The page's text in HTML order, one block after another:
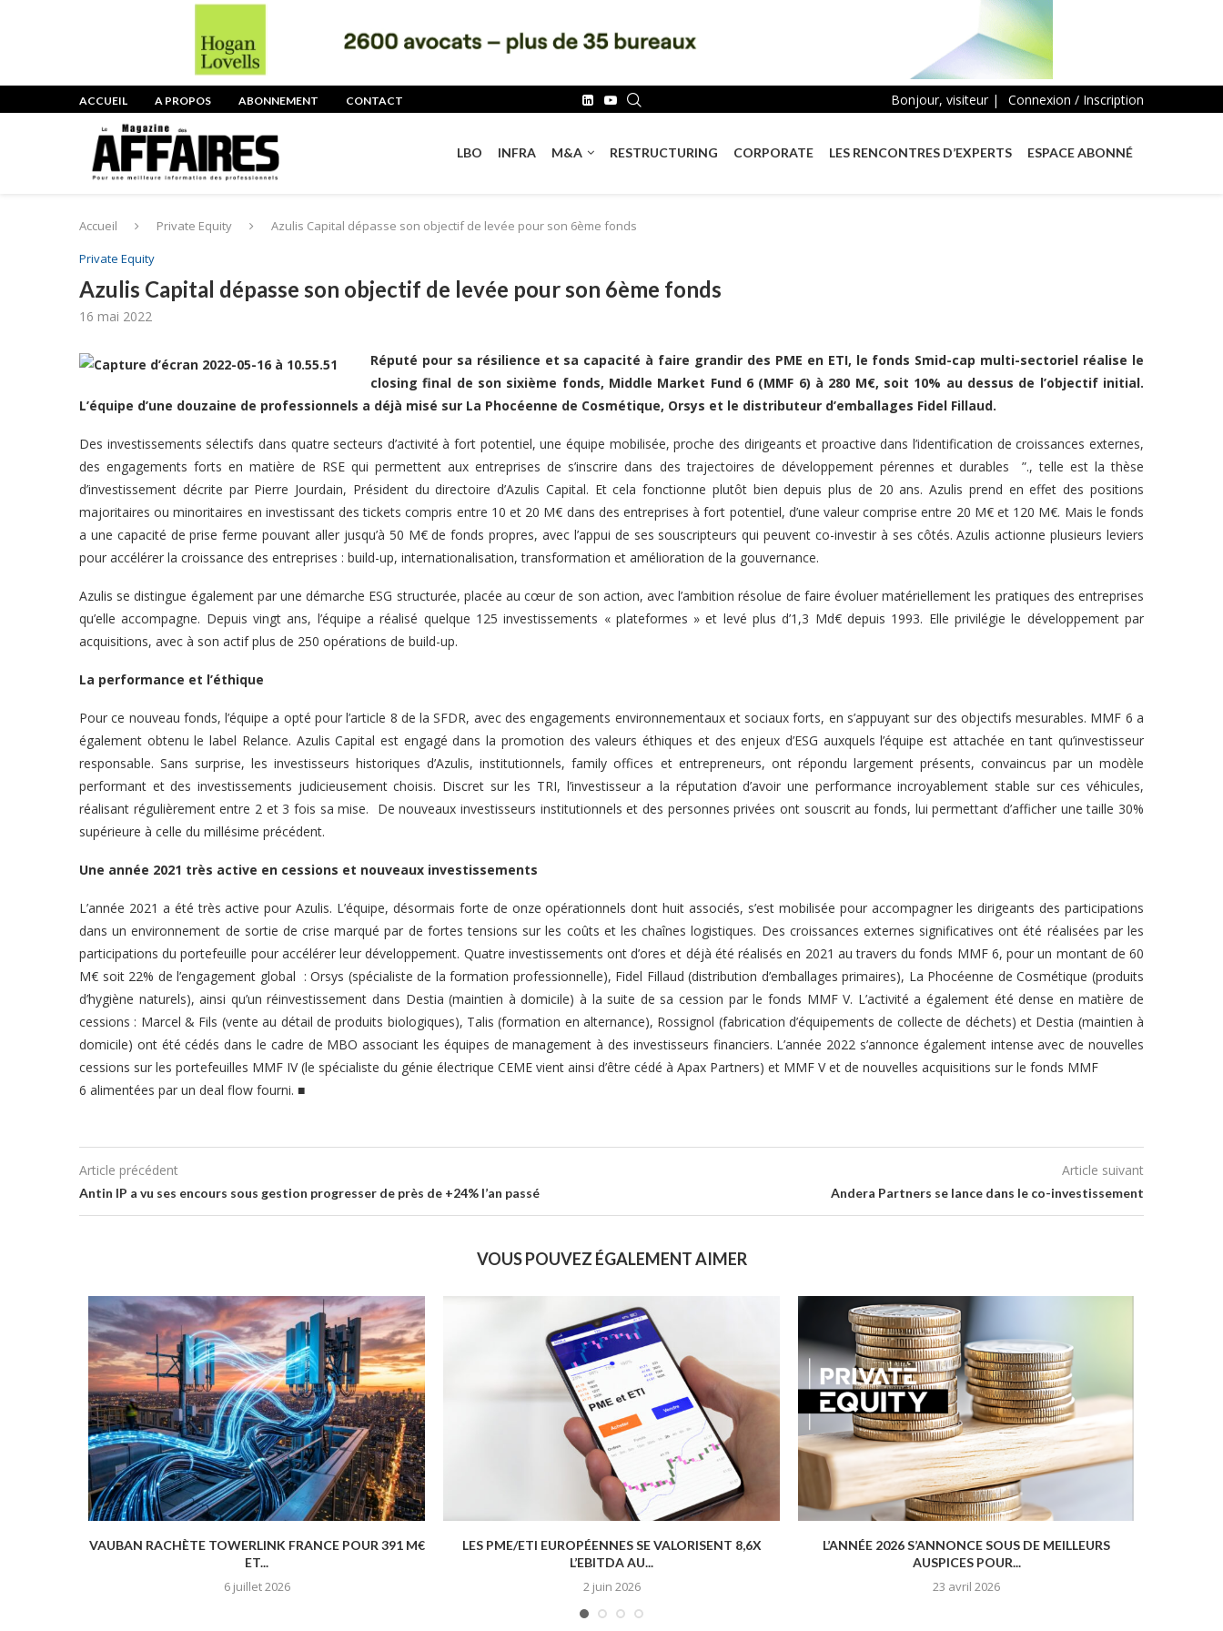
ACCUEIL A PROPOS ABONNEMENT CONTACT Bonjour, visiteur | Connexion / Inscription
LBO INFRA M&A RESTRUCTURING CORPORATE LES RENCONTRES D’EXPERTS ESPACE ABONNÉ
Accueil Private Equity
Azulis Capital dépasse son objectif de levée pour son 6ème fonds
Private Equity
Azulis Capital dépasse son objectif de levée pour son 6ème fonds
16 mai 2022
Réputé pour sa résilience et sa capacité à faire grandir des PME en ETI, le fonds Smid-cap multi-sectoriel réalise le
closing final de son sixième fonds, Middle Market Fund 6 (MMF 6) à 280 M€, soit 10% au dessus de l’objectif initial.
L’équipe d’une douzaine de professionnels a déjà misé sur La Phocéenne de Cosmétique, Orsys et le distributeur d’emballages Fidel Fillaud.
Des investissements sélectifs dans quatre secteurs d’activité à fort potentiel, une équipe mobilisée, proche des dirigeants et proactive dans l’identification de croissances externes,
des engagements forts en matière de RSE qui permettent aux entreprises de s’inscrire dans des trajectoires de développement pérennes et durables ”., telle est la thèse
d’investissement décrite par Pierre Jourdain, Président du directoire d’Azulis Capital. Et cela fonctionne plutôt bien depuis plus de 20 ans. Azulis prend en effet des positions
majoritaires ou minoritaires en investissant des tickets compris entre 10 et 20 M€ dans des entreprises à fort potentiel, d’une valeur comprise entre 20 M€ et 120 M€. Mais le fonds
a une capacité de prise ferme pouvant aller jusqu’à 50 M€ de fonds propres, avec l’appui de ses souscripteurs qui peuvent co-investir à ses côtés. Azulis actionne plusieurs leviers
pour accélérer la croissance des entreprises : build-up, internationalisation, transformation et amélioration de la gouvernance.
Azulis se distingue également par une démarche ESG structurée, placée au cœur de son action, avec l’ambition résolue de faire évoluer matériellement les pratiques des entreprises
qu’elle accompagne. Depuis vingt ans, l’équipe a réalisé quelque 125 investissements « plateformes » et levé plus d’1,3 Md€ depuis 1993. Elle privilégie le développement par
acquisitions, avec à son actif plus de 250 opérations de build-up.
La performance et l’éthique
Pour ce nouveau fonds, l’équipe a opté pour l’article 8 de la SFDR, avec des engagements environnementaux et sociaux forts, en s’appuyant sur des objectifs mesurables. MMF 6 a
également obtenu le label Relance. Azulis Capital est engagé dans la promotion des valeurs éthiques et des enjeux d’ESG auxquels l’équipe est attachée en tant qu’investisseur
responsable. Sans surprise, les investisseurs historiques d’Azulis, institutionnels, family offices et entrepreneurs, ont répondu largement présents, convaincus par un modèle
performant et des investissements judicieusement choisis. Discret sur les TRI, l’investisseur a la réputation d’avoir une performance incroyablement stable sur ces véhicules,
réalisant régulièrement entre 2 et 3 fois sa mise.
De nouveaux investisseurs institutionnels et des personnes privées ont souscrit au fonds, lui permettant d’afficher une taille 30%
supérieure à celle du millésime précédent.
Une année 2021 très active en cessions et nouveaux investissements
L’année 2021 a été très active pour Azulis. L’équipe, désormais forte de onze opérationnels dont huit associés, s’est mobilisée pour accompagner les dirigeants des participations
dans un environnement de sortie de crise marqué par de fortes tensions sur les coûts et les chaînes logistiques. Des croissances externes significatives ont été réalisées par les
participations du portefeuille pour accélérer leur développement. Quatre investissements ont d’ores et déjà été réalisés en 2021 au travers du fonds MMF 6, pour un montant de 60
M€ soit 22% de l’engagement global : Orsys (spécialiste de la formation professionnelle), Fidel Fillaud (distribution d’emballages primaires), La Phocéenne de Cosmétique (produits
d’hygiène naturels), ainsi qu’un réinvestissement dans Destia (maintien à domicile) à la suite de sa cession par le fonds MMF V. L’activité a également été dense en matière de
cessions : Marcel & Fils (vente au détail de produits biologiques), Talis (formation en alternance), Rossignol (fabrication d’équipements de collecte de déchets) et Destia (maintien à
domicile) ont été cédés dans le cadre de MBO associant les équipes de management à des investisseurs financiers. L’année 2022 s’annonce également intense avec de nouvelles
cessions sur les portefeuilles MMF IV (le spécialiste du génie électrique CEME vient ainsi d’être cédé à Apax Partners) et MMF V et de nouvelles acquisitions sur le fonds MMF
6 alimentées par un deal flow fourni. ■
Article précédent
Antin IP a vu ses encours sous gestion progresser de près de +24% l’an passé
Article suivant
Andera Partners se lance dans le co-investissement
VOUS POUVEZ ÉGALEMENT AIMER
VAUBAN RACHÈTE TOWERLINK FRANCE POUR 391 M€
ET...
6 juillet 2026
LES PME/ETI EUROPÉENNES SE VALORISENT 8,6X
L’EBITDA AU...
2 juin 2026
L’ANNÉE 2026 S’ANNONCE SOUS DE MEILLEURS
AUSPICES POUR...
23 avril 2026